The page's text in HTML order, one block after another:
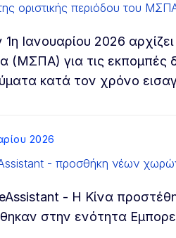
οριστικής περιόδου του
1η Ιανουαρίου 2026
(ΜΣΠΑ) για τις εκπομπές
κατά τον χρόνο
2026
- προσθήκη νέων
- Η Κίνα
στην ενότητα